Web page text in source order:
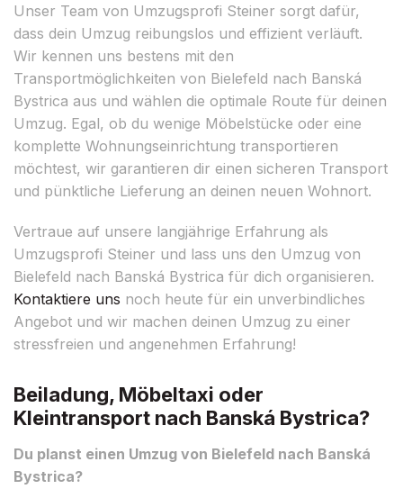
Unser Team von Umzugsprofi Steiner sorgt dafür,
dass dein Umzug reibungslos und effizient verläuft.
Wir kennen uns bestens mit den
Transportmöglichkeiten von Bielefeld nach Banská
Bystrica aus und wählen die optimale Route für deinen
Umzug. Egal, ob du wenige Möbelstücke oder eine
komplette Wohnungseinrichtung transportieren
möchtest, wir garantieren dir einen sicheren Transport
und pünktliche Lieferung an deinen neuen Wohnort.
Vertraue auf unsere langjährige Erfahrung als
Umzugsprofi Steiner und lass uns den Umzug von
Bielefeld nach Banská Bystrica für dich organisieren.
Kontaktiere uns noch heute für ein unverbindliches
Angebot und wir machen deinen Umzug zu einer
stressfreien und angenehmen Erfahrung!
Beiladung, Möbeltaxi oder
Kleintransport nach Banská Bystrica?
Du planst einen Umzug von Bielefeld nach Banská
Bystrica?